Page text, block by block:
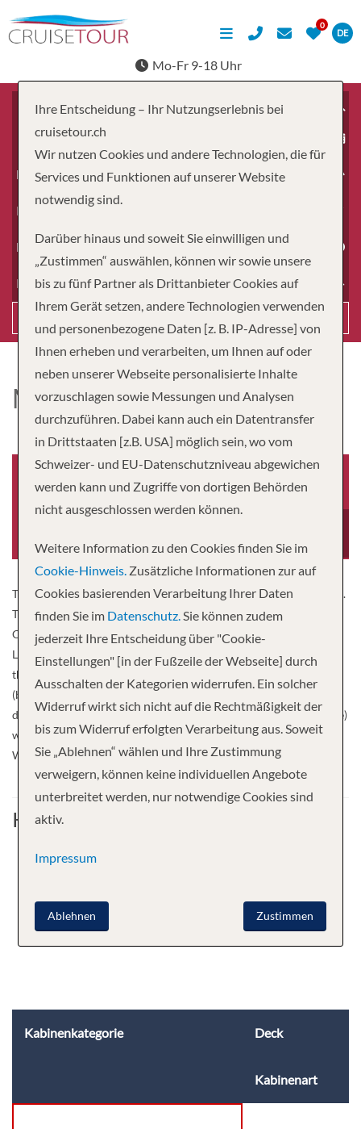
DE
Mo-Fr 9-18 Uhr
Erwachsene
Kinder
Dauer
Reiseart
MS MAGELLAN
Baujahr
Besatzung
The comfortable Magellan is your home on a trip through Portugal.
The ship for high demands of the French shipping company
Croisieurope offers a good standard and a lot of holiday comfort.
Let yourself be pampered and enjoy a unique journey on 4 decks
through the romantic wine valley of the Douros to Spain. Lift
(between Douro and Portodeck). MS Magellan offers 4 passenger
decks, a spacious salon with a bar, a cozy restaurant (one table time)
with space for all guests. Small pool, large sun deck with loungers.
Welcome to MS Magellan!
Kabine
Kabinenkategorie Deck
Kabinenart
Ihre Entscheidung – Ihr Nutzungserlebnis bei
cruisetour.ch
Wir nutzen Cookies und andere Technologien, die für
Services und Funktionen auf unserer Website
notwendig sind.
Darüber hinaus und soweit Sie einwilligen und
„Zustimmen“ auswählen, können wir sowie unsere
bis zu fünf Partner als Drittanbieter Cookies auf
Ihrem Gerät setzen, andere Technologien verwenden
und personenbezogene Daten [z. B. IP-Adresse] von
Ihnen erheben und verarbeiten, um Ihnen auf oder
neben unserer Webseite personalisierte Inhalte
vorzuschlagen sowie Messungen und Analysen
durchzuführen. Dabei kann auch ein Datentransfer
in Drittstaaten [z.B. USA] möglich sein, wo vom
Schweizer- und EU-Datenschutzniveau abgewichen
werden kann und Zugriffe von dortigen Behörden
nicht ausgeschlossen werden können.
Weitere Information zu den Cookies finden Sie im
Cookie-Hinweis. Zusätzliche Informationen zur auf
Cookies basierenden Verarbeitung Ihrer Daten
finden Sie im Datenschutz.Sie können zudem
jederzeit Ihre Entscheidung über "Cookie-
Einstellungen" [in der Fußzeile der Webseite] durch
Ausschalten der Kategorien widerrufen. Ein solcher
Widerruf wirkt sich nicht auf die Rechtmäßigkeit der
bis zum Widerruf erfolgten Verarbeitung aus. Soweit
Sie „Ablehnen“ wählen und Ihre Zustimmung
verweigern, können keine individuellen Angebote
unterbreitet werden, nur notwendige Cookies sind
aktiv.
Impressum
Zustimmen
Ablehnen